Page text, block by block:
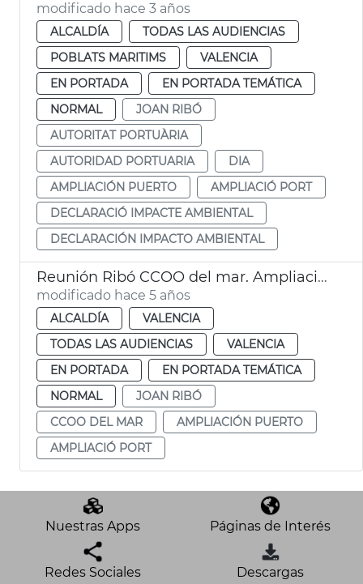
modificado hace 3 años
ALCALDÍA
TODAS LAS AUDIENCIAS
POBLATS MARITIMS
VALENCIA
EN PORTADA
EN PORTADA TEMÁTICA
NORMAL
JOAN RIBÓ
AUTORITAT PORTUÀRIA
AUTORIDAD PORTUARIA
DIA
AMPLIACIÓN PUERTO
AMPLIACIÓ PORT
DECLARACIÓ IMPACTE AMBIENTAL
DECLARACIÓN IMPACTO AMBIENTAL
Reunión Ribó CCOO del mar. Ampliació Port
modificado hace 5 años
ALCALDÍA
VALENCIA
TODAS LAS AUDIENCIAS
VALENCIA
EN PORTADA
EN PORTADA TEMÁTICA
NORMAL
JOAN RIBÓ
CCOO DEL MAR
AMPLIACIÓN PUERTO
AMPLIACIÓ PORT
Nuestras Apps Páginas de Interés
Redes Sociales Descargas